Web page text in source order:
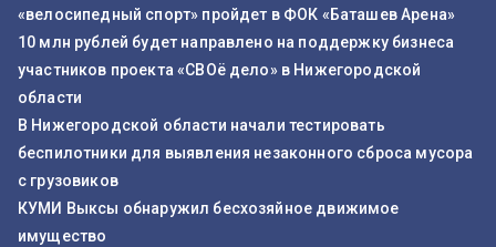
«велосипедный спорт» пройдет в ФОК «Баташев Арена»
10 млн рублей будет направлено на поддержку бизнеса
участников проекта «СВОё дело» в Нижегородской
области
В Нижегородской области начали тестировать
беспилотники для выявления незаконного сброса мусора
с грузовиков
КУМИ Выксы обнаружил бесхозяйное движимое
имущество